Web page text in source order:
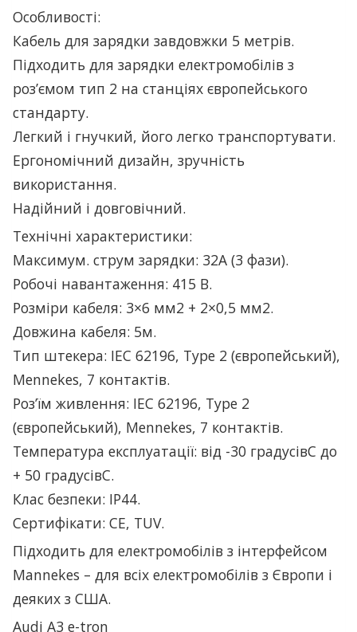
Особливості:
Кабель для зарядки завдовжки 5 метрів.
Підходить для зарядки електромобілів з
розʼємом тип 2 на станціях європейського
стандарту.
Легкий і гнучкий, його легко транспортувати.
Ергономічний дизайн, зручність
використання.
Надійний і довговічний.
Технічні характеристики:
Максимум. струм зарядки: 32А (3 фази).
Робочі навантаження: 415 В.
Розміри кабеля: 3×6 мм2 + 2×0,5 мм2.
Довжина кабеля: 5м.
Тип штекера: IEC 62196, Type 2 (європейський),
Mennekes, 7 контактів.
Роз’їм живлення: IEC 62196, Type 2
(європейський), Mennekes, 7 контактів.
Температура експлуатації: від -30 градусівC до
+ 50 градусівC.
Клас безпеки: IP44.
Сертифікати: CE, TUV.
Підходить для електромобілів з інтерфейсом
Mannekes – для всіх електромобілів з Європи і
деяких з США.
Audi A3 e-tron